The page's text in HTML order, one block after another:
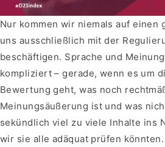
Nur kommen wir niemals auf einen
uns ausschließlich mit der
beschäftigen. Sprache und
kompliziert – gerade, wenn es um
Bewertung geht, was noch
Meinungsäußerung ist und was
sekündlich viel zu viele Inhalte ins
wir sie alle adäquat prüfen